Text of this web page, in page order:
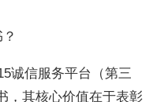
诚信服务平台（第三
，其核心价值在于表彰